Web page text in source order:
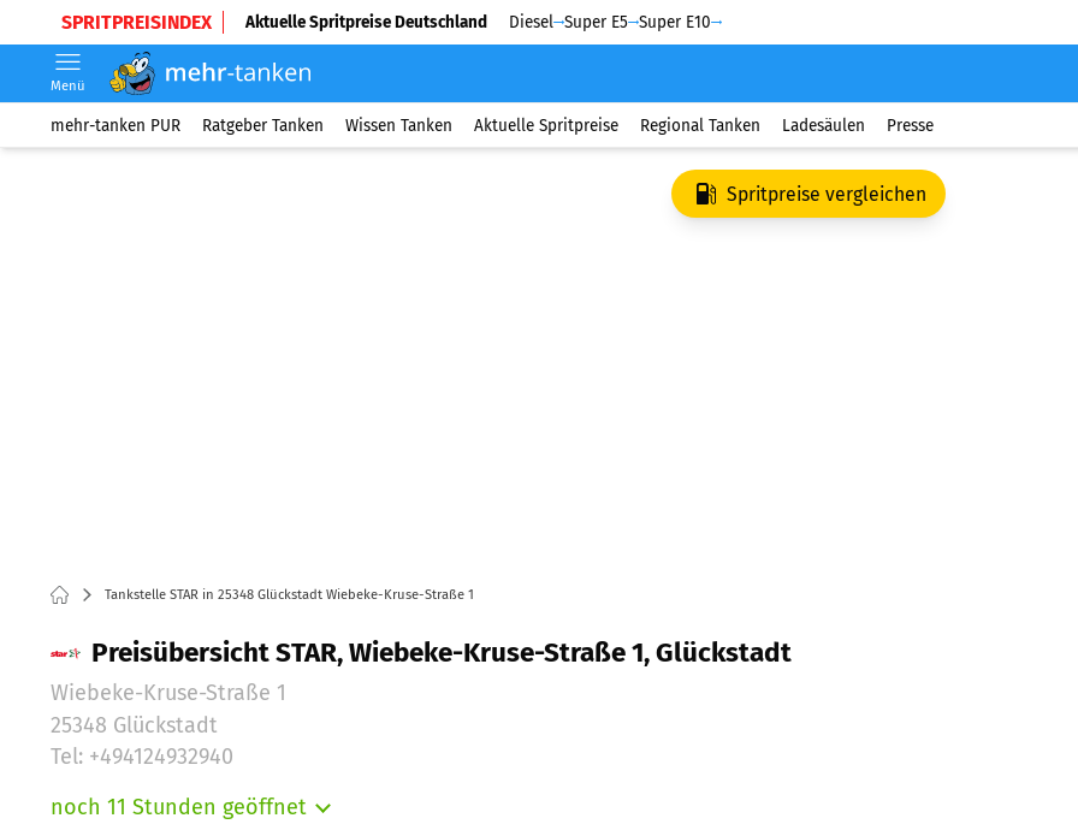
SPRITPREISINDEX Aktuelle Spritpreise Deutschland Diesel Super E5 Super E10
Menü
mehr-tanken PUR Ratgeber Tanken Wissen Tanken Aktuelle Spritpreise Regional Tanken Ladesäulen Presse
Spritpreise vergleichen
Tankstelle STAR in 25348 Glückstadt Wiebeke-Kruse-Straße 1
Preisübersicht STAR, Wiebeke-Kruse-Straße 1, Glückstadt
Wiebeke-Kruse-Straße 1
25348 Glückstadt
Tel: +494124932940
noch 11 Stunden geöffnet